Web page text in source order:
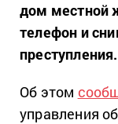
дом местной
телефон и
преступления.
Об этом
управления